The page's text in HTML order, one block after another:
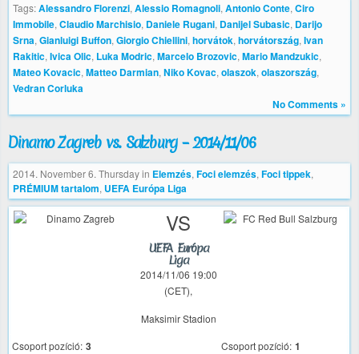
Tags:Alessandro Florenzi, Alessio Romagnoli, Antonio Conte, Ciro
Immobile, Claudio Marchisio, Daniele Rugani, Danijel Subasic, Darijo
Srna, Gianluigi Buffon, Giorgio Chiellini, horvátok, horvátország, Ivan
Rakitic, Ivica Olic, Luka Modric, Marcelo Brozovic, Mario Mandzukic,
Mateo Kovacic, Matteo Darmian, Niko Kovac, olaszok, olaszország,
Vedran Corluka
No Comments »
Dinamo Zagreb vs. Salzburg – 2014/11/06
2014. November 6. Thursdayin Elemzés, Foci elemzés, Foci tippek,
PRÉMIUM tartalom, UEFA Európa Liga
VS
UEFA Európa
Liga
2014/11/06 19:00
(CET),
Maksimir Stadion
Csoport pozíció: 3 Csoport pozíció: 1